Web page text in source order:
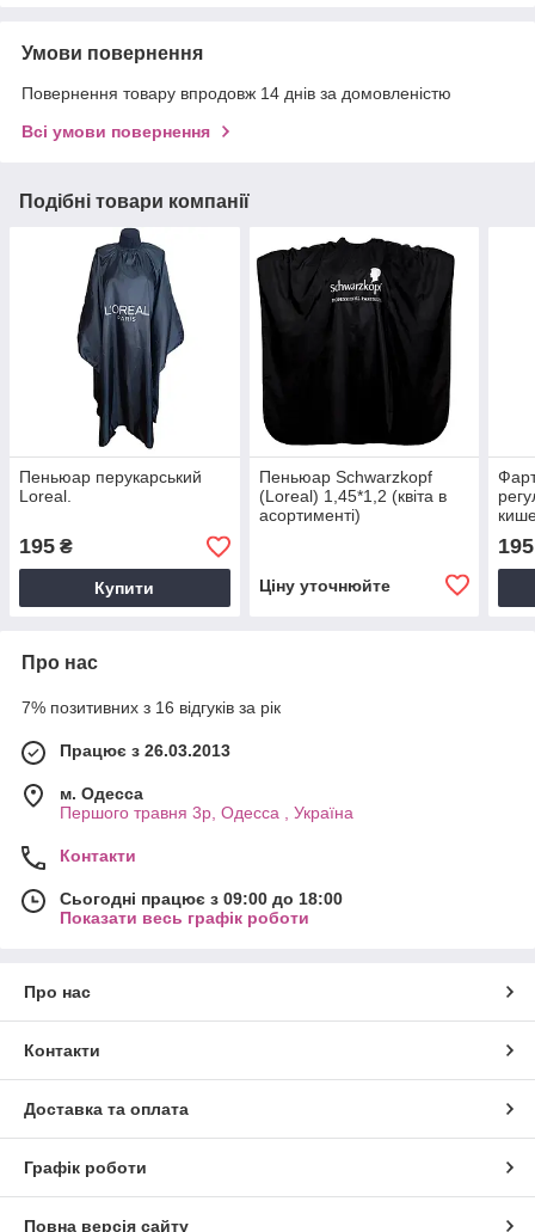
Умови повернення
Повернення товару впродовж 14 днів за домовленістю
Всі умови повернення
Подібні товари компанії
Пеньюар перукарський
Loreal.
195 ₴
Купити
Пеньюар Schwarzkopf
(Loreal) 1,45*1,2 (квіта в
асортименті)
Ціну уточнюйте
195
Про нас
7% позитивних з 16 відгуків за рік
Працює з 26.03.2013
м. Одесса
Першого травня 3р, Одесса , Україна
Контакти
Сьогодні працює з 09:00 до 18:00
Показати весь графік роботи
Про нас
Контакти
Доставка та оплата
Графік роботи
Повна версія сайту